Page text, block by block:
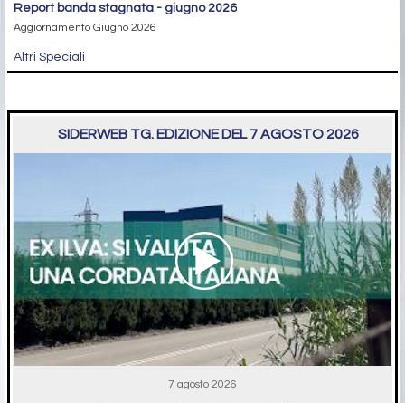
report banda stagnata - giugno 2026
Aggiornamento Giugno 2026
Altri Speciali
SIDERWEB TG. EDIZIONE DEL 7 AGOSTO 2026
7 agosto 2026